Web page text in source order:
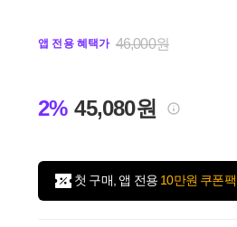
앱 전용 혜택가 46,000원
2% 45,080원
첫 구매, 앱 전용 10만원 쿠폰팩